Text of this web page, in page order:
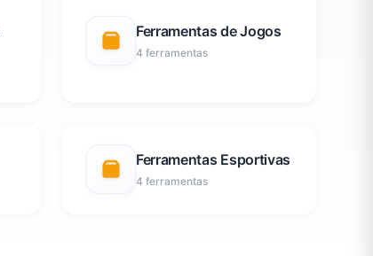
Ferramentas de Jogos
4 ferramentas
Ferramentas Esportivas
4 ferramentas